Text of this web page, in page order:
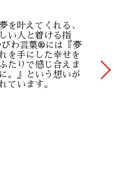
来の「内甲丸」は着
きにリング痕が残り
と、着け心地は、 実
では生活スタイ
つでもサイズ直しは
を叶えてくれる、
い人と着ける指
びわ言葉®には『夢
を手にした幸せを
たりで感じ合えま
。』という想いが
ています。